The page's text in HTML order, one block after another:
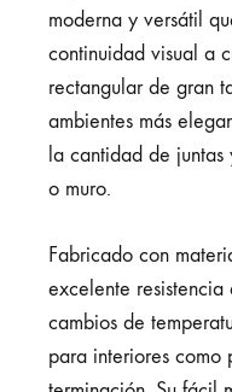
moderna y versátil
continuidad visual a
rectangular de gran
ambientes más
la cantidad de
o muro.
Fabricado con
excelente
cambios de
para interiores como